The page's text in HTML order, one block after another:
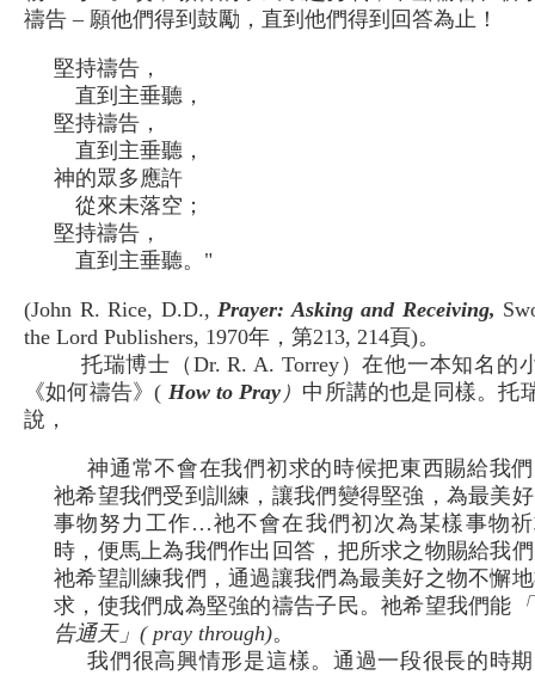
禱告 – 願他們得到鼓勵，直到他們得到回答為止！
堅持禱告，
直到主垂聽，
堅持禱告，
直到主垂聽，
神的眾多應許
從來未落空；
堅持禱告，
直到主垂聽。"
(John R. Rice, D.D.,Prayer: Asking and Receiving,
the Lord Publishers, 1970年，第213, 214頁)。
托瑞博士（Dr. R. A. Torrey）在他一本知名的
《如何禱告》( How to Pray） 中所講的也是同樣。托
說，
神通常不會在我們初求的時候把東西賜給我
祂希望我們受到訓練，讓我們變得堅強，為最美
事物努力工作…祂不會在我們初次為某樣事物
時，便馬上為我們作出回答，把所求之物賜給我
祂希望訓練我們，通過讓我們為最美好之物不懈
求，使我們成為堅強的禱告子民。祂希望我們能
告通天」( pray through)。
我們很高興情形是這樣。通過一段很長的時